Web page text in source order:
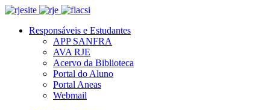
Responsáveis e Estudantes
APP SANFRA
AVA RJE
Acervo da Biblioteca
Portal do Aluno
Portal Aneas
Webmail